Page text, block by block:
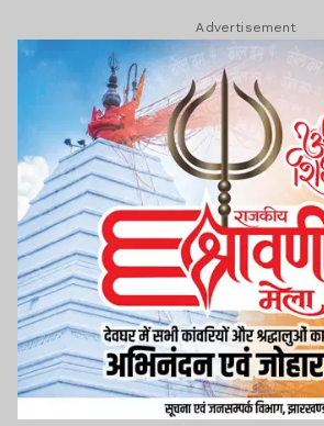
Advertisement